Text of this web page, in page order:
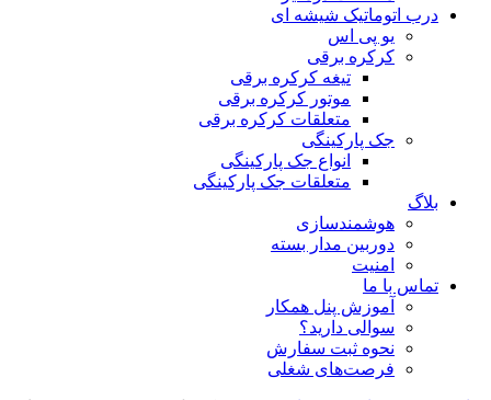
درب اتوماتیک شیشه ای
یو پی اس
کرکره برقی
تیغه کرکره برقی
موتور کرکره برقی
متعلقات کرکره برقی
جک پارکینگی
انواع جک پارکینگی
متعلقات جک پارکینگی
بلاگ
هوشمندسازی
دوربین مدار بسته
امنیت
تماس با ما
آموزش پنل همکار
سوالی دارید؟
نحوه ثبت سفارش
فرصت‌های شغلی